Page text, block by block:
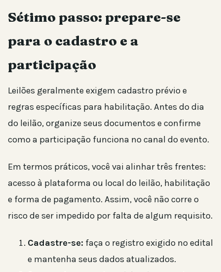
Sétimo passo: prepare-se
para o cadastro e a
participação
Leilões geralmente exigem cadastro prévio e
regras específicas para habilitação. Antes do dia
do leilão, organize seus documentos e confirme
como a participação funciona no canal do evento.
Em termos práticos, você vai alinhar três frentes:
acesso à plataforma ou local do leilão, habilitação
e forma de pagamento. Assim, você não corre o
risco de ser impedido por falta de algum requisito.
Cadastre-se: faça o registro exigido no edital
e mantenha seus dados atualizados.